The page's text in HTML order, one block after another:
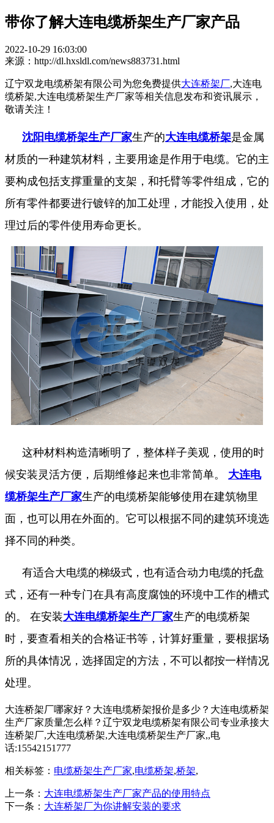
带你了解大连电缆桥架生产厂家产品
2022-10-29 16:03:00
来源：http://dl.hxsldl.com/news883731.html
辽宁双龙电缆桥架有限公司为您免费提供大连桥架厂,大连电
缆桥架,大连电缆桥架生产厂家等相关信息发布和资讯展示，
敬请关注！
沈阳电缆桥架生产厂家生产的大连电缆桥架是金属
材质的一种建筑材料，主要用途是作用于电缆。它的主
要构成包括支撑重量的支架，和托臂等零件组成，它的
所有零件都要进行镀锌的加工处理，才能投入使用，处
理过后的零件使用寿命更长。
这种材料构造清晰明了，整体样子美观，使用的时
候安装灵活方便，后期维修起来也非常简单。 大连电
缆桥架生产厂家生产的电缆桥架能够使用在建筑物里
面，也可以用在外面的。它可以根据不同的建筑环境选
择不同的种类。
有适合大电缆的梯级式，也有适合动力电缆的托盘
式，还有一种专门在具有高度腐蚀的环境中工作的槽式
的。 在安装大连电缆桥架生产厂家生产的电缆桥架
时，要查看相关的合格证书等，计算好重量，要根据场
所的具体情况，选择固定的方法，不可以都按一样情况
处理。
大连桥架厂哪家好？大连电缆桥架报价是多少？大连电缆桥架
生产厂家质量怎么样？辽宁双龙电缆桥架有限公司专业承接大
连桥架厂,大连电缆桥架,大连电缆桥架生产厂家,,电
话:15542151777
相关标签： 电缆桥架生产厂家,电缆桥架,桥架,
上一条： 大连电缆桥架生产厂家产品的使用特点
下一条： 大连桥架厂为你讲解安装的要求